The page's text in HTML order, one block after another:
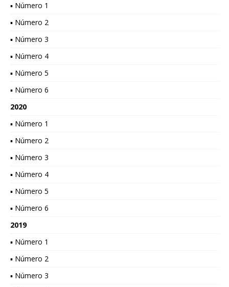
▪ Número 1
▪ Número 2
▪ Número 3
▪ Número 4
▪ Número 5
▪ Número 6
2020
▪ Número 1
▪ Número 2
▪ Número 3
▪ Número 4
▪ Número 5
▪ Número 6
2019
▪ Número 1
▪ Número 2
▪ Número 3